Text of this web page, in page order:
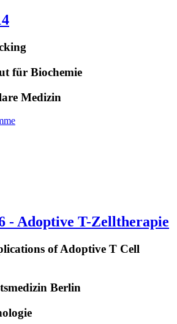
für Biochemie
Medizin
- Adoptive T-Zelltherapie
of Adoptive T Cell
Berlin